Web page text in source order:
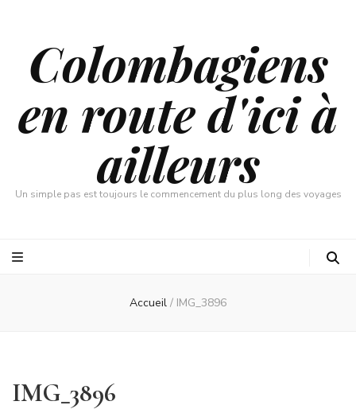
Colombagiens
en route d'ici à
ailleurs
Un simple pas est toujours le commencement du plus long des voyages
Accueil / IMG_3896
IMG_3896